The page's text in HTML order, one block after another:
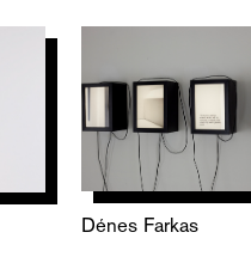
Dénes Farkas